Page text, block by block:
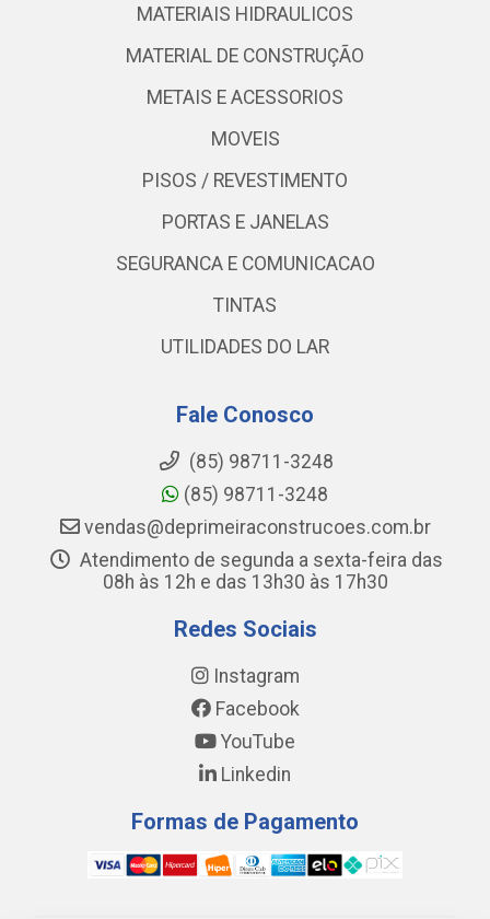
MATERIAIS HIDRAULICOS
MATERIAL DE CONSTRUÇÃO
METAIS E ACESSORIOS
MOVEIS
PISOS / REVESTIMENTO
PORTAS E JANELAS
SEGURANCA E COMUNICACAO
TINTAS
UTILIDADES DO LAR
Fale Conosco
(85) 98711-3248
(85) 98711-3248
vendas@deprimeiraconstrucoes.com.br
Atendimento de segunda a sexta-feira das
08h às 12h e das 13h30 às 17h30
Redes Sociais
Instagram
Facebook
YouTube
Linkedin
Formas de Pagamento